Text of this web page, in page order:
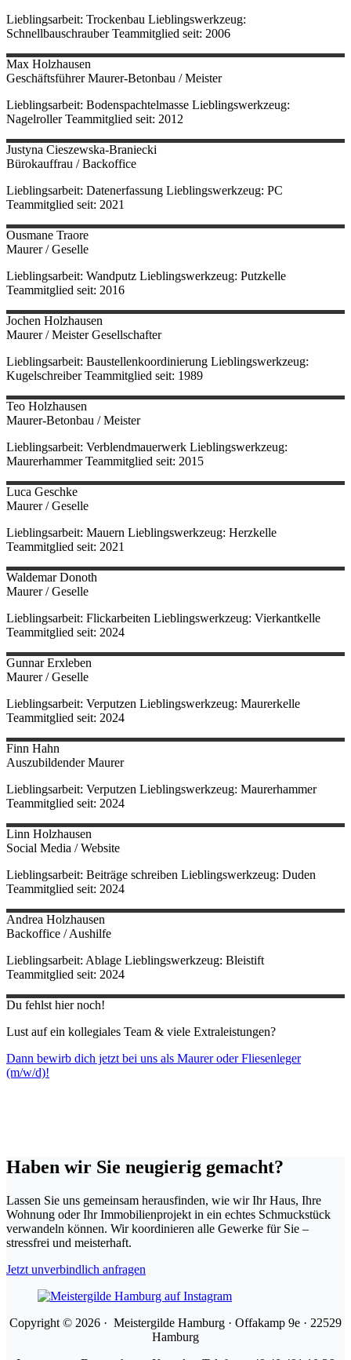
Lieblingsarbeit: Trockenbau Lieblingswerkzeug:
Schnellbauschrauber Teammitglied seit: 2006
Max Holzhausen
Geschäftsführer Maurer-Betonbau / Meister
Lieblingsarbeit: Bodenspachtelmasse Lieblingswerkzeug:
Nagelroller Teammitglied seit: 2012
Justyna Cieszewska-Braniecki
Bürokauffrau / Backoffice
Lieblingsarbeit: Datenerfassung Lieblingswerkzeug: PC
Teammitglied seit: 2021
Ousmane Traore
Maurer / Geselle
Lieblingsarbeit: Wandputz Lieblingswerkzeug: Putzkelle
Teammitglied seit: 2016
Jochen Holzhausen
Maurer / Meister Gesellschafter
Lieblingsarbeit: Baustellenkoordinierung Lieblingswerkzeug:
Kugelschreiber Teammitglied seit: 1989
Teo Holzhausen
Maurer-Betonbau / Meister
Lieblingsarbeit: Verblendmauerwerk Lieblingswerkzeug:
Maurerhammer Teammitglied seit: 2015
Luca Geschke
Maurer / Geselle
Lieblingsarbeit: Mauern Lieblingswerkzeug: Herzkelle
Teammitglied seit: 2021
Waldemar Donoth
Maurer / Geselle
Lieblingsarbeit: Flickarbeiten Lieblingswerkzeug: Vierkantkelle
Teammitglied seit: 2024
Gunnar Erxleben
Maurer / Geselle
Lieblingsarbeit: Verputzen Lieblingswerkzeug: Maurerkelle
Teammitglied seit: 2024
Finn Hahn
Auszubildender Maurer
Lieblingsarbeit: Verputzen Lieblingswerkzeug: Maurerhammer
Teammitglied seit: 2024
Linn Holzhausen
Social Media / Website
Lieblingsarbeit: Beiträge schreiben Lieblingswerkzeug: Duden
Teammitglied seit: 2024
Andrea Holzhausen
Backoffice / Aushilfe
Lieblingsarbeit: Ablage Lieblingswerkzeug: Bleistift
Teammitglied seit: 2024
Du fehlst hier noch!
Lust auf ein kollegiales Team & viele Extraleistungen?
Dann bewirb dich jetzt bei uns als Maurer oder Fliesenleger
(m/w/d)!
Haben wir Sie neugierig gemacht?
Lassen Sie uns gemeinsam herausfinden, wie wir Ihr Haus, Ihre
Wohnung oder Ihr Immobilienprojekt in ein echtes Schmuckstück
verwandeln können. Wir koordinieren alle Gewerke für Sie –
stressfrei und meisterhaft.
Jetzt unverbindlich anfragen
Copyright © 2026 · Meistergilde Hamburg · Offakamp 9e · 22529
Hamburg